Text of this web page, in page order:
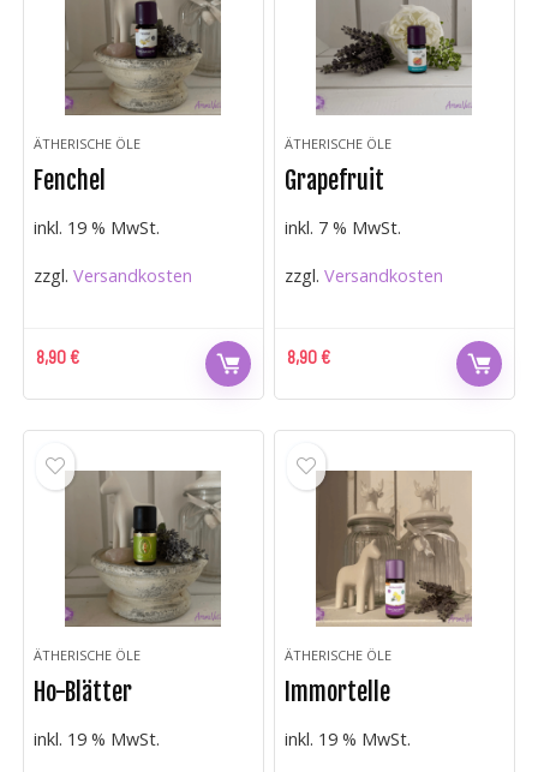
ÄTHERISCHE ÖLE
Fenchel
8,90€
inkl. 19 % MwSt.
zzgl.Versandkosten
ÄTHERISCHE ÖLE
Grapefruit
8,90€
inkl. 7 % MwSt.
zzgl.Versandkosten
ÄTHERISCHE ÖLE
Ho-Blätter
inkl. 19 % MwSt.
ÄTHERISCHE ÖLE
Immortelle
inkl. 19 % MwSt.